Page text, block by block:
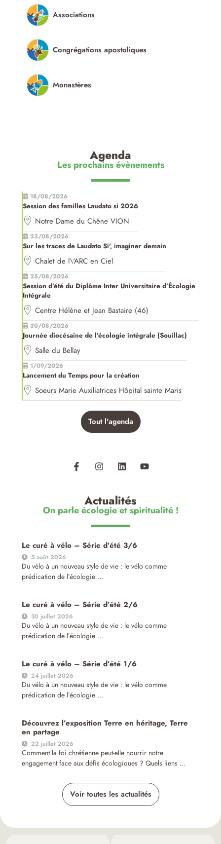
Associations
Congrégations apostoliques
Monastères
Agenda
Les prochains évènements
18/08/2026
Session des familles Laudato si 2026
Notre Dame du Chêne VION
23/08/2026
Sur les traces de Laudato Si', imaginer demain
Chalet de l\'ARC en Ciel
25/08/2026
Session d’été du Diplôme Inter Universitaire d’Écologie
Intégrale
Centre Hélène et Jean Bastaire (46)
30/08/2026
Journée diocésaine de l'écologie intégrale (Souillac)
Salle du Bellay
1/09/2026
Lancement du Temps pour la création
Soeurs Marie Auxiliatrices Hôpital sainte Maris
Tout l'agenda
Actualités
On parle écologie et spiritualité !
Le curé à vélo – Série d’été 3/6
5 août 2026
Du vélo à un nouveau style de vie : le vélo comme
prédication de l’écologie …
Le curé à vélo – Série d’été 2/6
30 juillet 2026
Du vélo à un nouveau style de vie : le vélo comme
prédication de l’écologie …
Le curé à vélo – Série d’été 1/6
24 juillet 2026
Du vélo à un nouveau style de vie : le vélo comme
prédication de l’écologie …
Découvrez l’exposition Terre en héritage, Terre
en partage
22 juillet 2026
Comment la foi chrétienne peut-elle nourrir notre
engagement face aux défis écologiques ? Quels liens …
Voir toutes les actualités